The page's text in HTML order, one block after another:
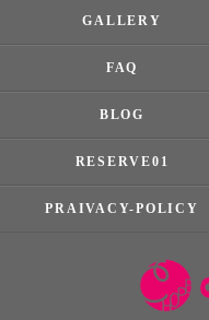
GALLERY
FAQ
BLOG
RESERVE01
PRAIVACY-POLICY